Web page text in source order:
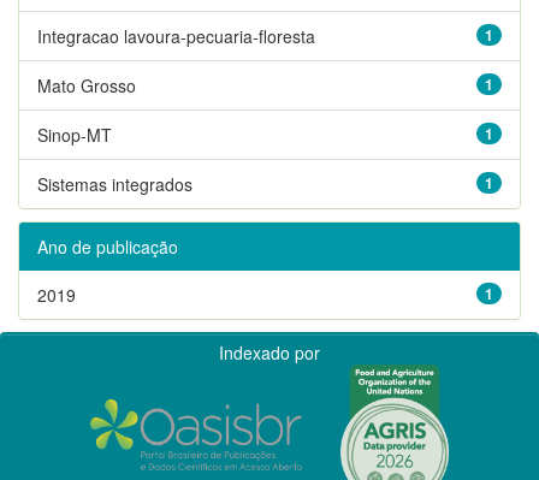
1
Integracao lavoura-pecuaria-floresta
1
Mato Grosso
1
Sinop-MT
1
Sistemas integrados
Ano de publicação
1
2019
Indexado por